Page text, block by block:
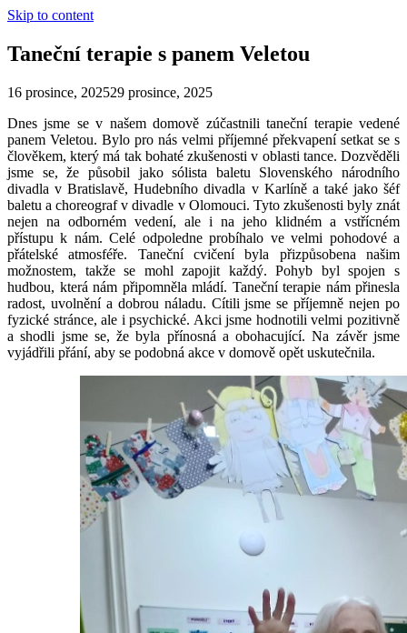
Skip to content
Taneční terapie s panem Veletou
16 prosince, 202529 prosince, 2025
Dnes jsme se v našem domově zúčastnili taneční terapie vedené
panem Veletou. Bylo pro nás velmi příjemné překvapení setkat se s
člověkem, který má tak bohaté zkušenosti v oblasti tance. Dozvěděli
jsme se, že působil jako sólista baletu Slovenského národního
divadla v Bratislavě, Hudebního divadla v Karlíně a také jako šéf
baletu a choreograf v divadle v Olomouci. Tyto zkušenosti byly znát
nejen na odborném vedení, ale i na jeho klidném a vstřícném
přístupu k nám. Celé odpoledne probíhalo ve velmi pohodové a
přátelské atmosféře. Taneční cvičení byla přizpůsobena našim
možnostem, takže se mohl zapojit každý. Pohyb byl spojen s
hudbou, která nám připomněla mládí. Taneční terapie nám přinesla
radost, uvolnění a dobrou náladu. Cítili jsme se příjemně nejen po
fyzické stránce, ale i psychické. Akci jsme hodnotili velmi pozitivně
a shodli jsme se, že byla přínosná a obohacující. Na závěr jsme
vyjádřili přání, aby se podobná akce v domově opět uskutečnila.